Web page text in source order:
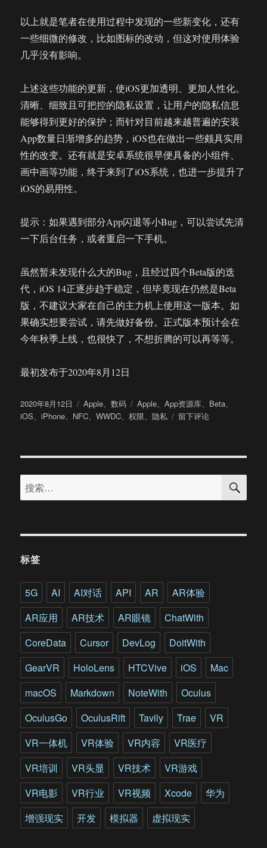
以上就是笔者在使用过程中发现的一些新变化，还有
一些细微的修改，比如图标的改动，但这对使用体验
几乎没有影响。
上述这些功能的更新，使iOS更加透明、更加人性化。
清晰、细致且可把控的隐私设置，让用户的隐私信息
能够得到更好的保护；而针对目前越来越普遍的安装
App数量日渐增多的趋势，iOS也在做出一些颇具实用
性的改变。还有就是安卓系统很早便具备的小组件、
画中画等功能，终于来到了iOS系统，也进一步提升了
iOS的易用性。
提示：如果遇到部分App闪退等小Bug，可以尝试先清
一下后台任务，或者重启一下手机。
虽然暂未发现什么大的Bug，且经过四个Beta版的迭
代，iOS 14正逐步趋于稳定，但毕竟现在仍然是Beta
版，不建议大家在自己的主力机上使用这一版本。如
果确实想要尝试，请先做好备份。正式版本预计会在
今年秋季上线，也很快了，不想折腾的可以再等等。
最初发布于2020年8月12日
发
布
2020年8月12日
分
类
Apple、数码
标
签
Apple、App资源库、 Beta、
iOS、iPhone、 NFC、WWDC、权限、隐私
于
测
版
度
隐
私
设
置
和
全
新
的
APP
资
源
库
留下评论
搜
索：
搜
标签
5G AI AI对话 API AR
AR体验
AR应用
AR技术 AR眼镜
ChatWith
CoreData
Cursor DevLog
DoitWith
GearVR
HoloLens HTCVive iOS
Mac
macOS
Markdown NoteWith
Oculus
OculusGo
OculusRift Tavily Trae
VR
VR一体机
VR体验 VR内容
VR医疗
VR培训
VR头显 VR技术
VR游戏
VR电影
VR行业 VR视频 Xcode
华为
增强现实
开发 模拟器 虚拟现实